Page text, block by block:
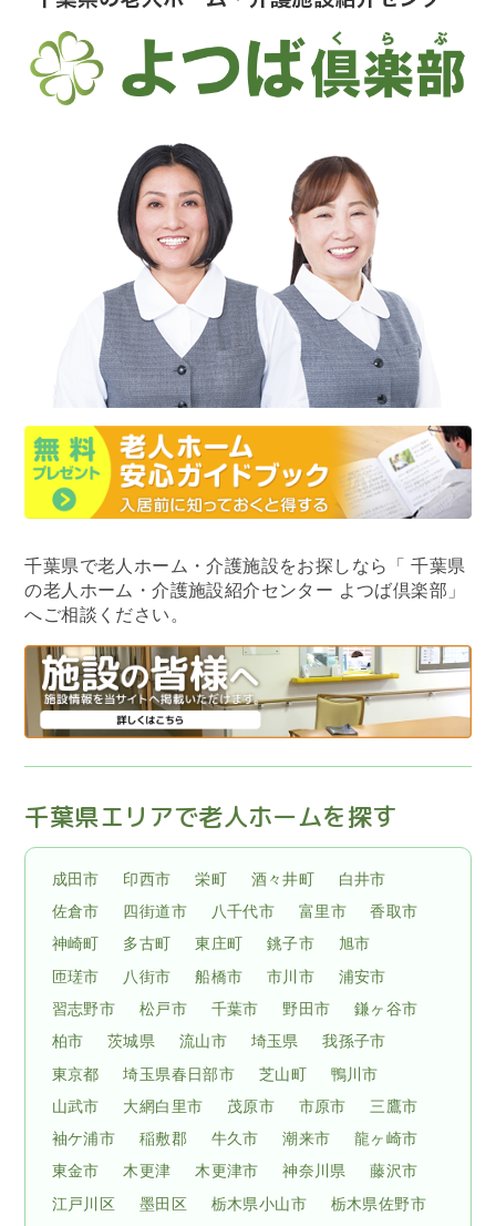
千葉県で老人ホーム・介護施設をお探しなら
「 千葉県
の老人ホーム・介護施設紹介センター よつば倶楽部」
へご相談ください。
千葉県エリアで老人ホームを探す
成田市 印西市 栄町 酒々井町
白井市
佐倉市
四街道市 八千代市 富里市
香取市
神崎町
多古町 東庄町 銚子市
旭市
匝瑳市
八街市 船橋市 市川市
浦安市
習志野市
松戸市 千葉市 野田市
鎌ヶ谷市
柏市
茨城県 流山市 埼玉県
我孫子市
東京都
埼玉県春日部市 芝山町
鴨川市
山武市
大網白里市 茂原市 市原市
三鷹市
袖ケ浦市
稲敷郡 牛久市 潮来市
龍ヶ崎市
東金市
木更津 木更津市 神奈川県
藤沢市
江戸川区
墨田区 栃木県小山市
栃木県佐野市